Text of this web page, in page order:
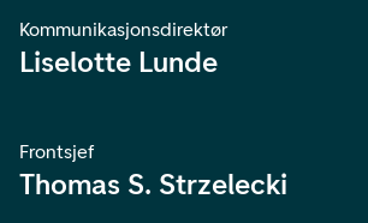
Kommunikasjonsdirektør
Liselotte Lunde
Frontsjef
Thomas S. Strzelecki